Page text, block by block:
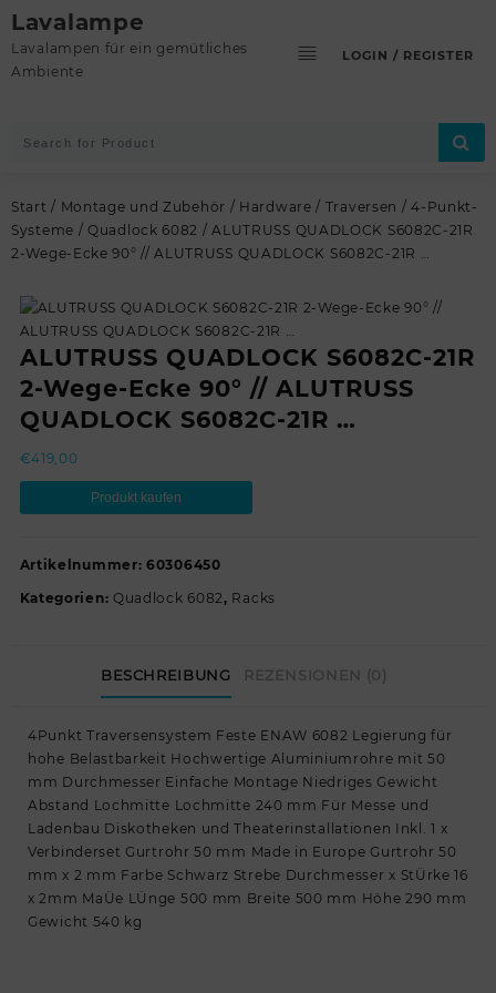
Skip
to
content
Lavalampe
Lavalampen für ein gemütliches
Ambiente
LOGIN / REGISTER
Start / Montage und Zubehör / Hardware / Traversen /4-Punkt-
Systeme /Quadlock 6082 / ALUTRUSS QUADLOCK S6082C-21R
2-Wege-Ecke 90° // ALUTRUSS QUADLOCK S6082C-21R …
ALUTRUSS QUADLOCK S6082C-21R
2-Wege-Ecke 90° // ALUTRUSS
QUADLOCK S6082C-21R …
€419,00
Produkt kaufen
Artikelnummer: 60306450
Kategorien: Quadlock 6082 , Racks
BESCHREIBUNG REZENSIONEN (0)
4Punkt Traversensystem Feste ENAW 6082 Legierung für
hohe Belastbarkeit Hochwertige Aluminiumrohre mit 50
mm Durchmesser Einfache Montage Niedriges Gewicht
Abstand Lochmitte Lochmitte 240 mm Für Messe und
Ladenbau Diskotheken und Theaterinstallationen Inkl. 1 x
Verbinderset Gurtrohr 50 mm Made in Europe Gurtrohr 50
mm x 2 mm Farbe Schwarz Strebe Durchmesser x StÜrke 16
x 2mm MaÜe LÜnge 500 mm Breite 500 mm Höhe 290 mm
Gewicht 540 kg